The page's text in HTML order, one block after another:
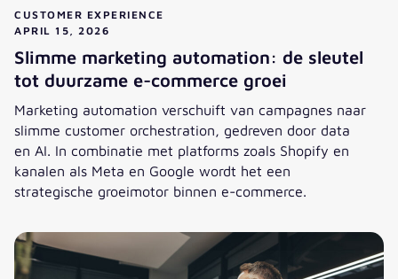
CUSTOMER EXPERIENCE
APRIL 15, 2026
Slimme marketing automation: de sleutel
tot duurzame e-commerce groei
Marketing automation verschuift van campagnes naar
slimme customer orchestration, gedreven door data
en AI. In combinatie met platforms zoals Shopify en
kanalen als Meta en Google wordt het een
strategische groeimotor binnen e-commerce.